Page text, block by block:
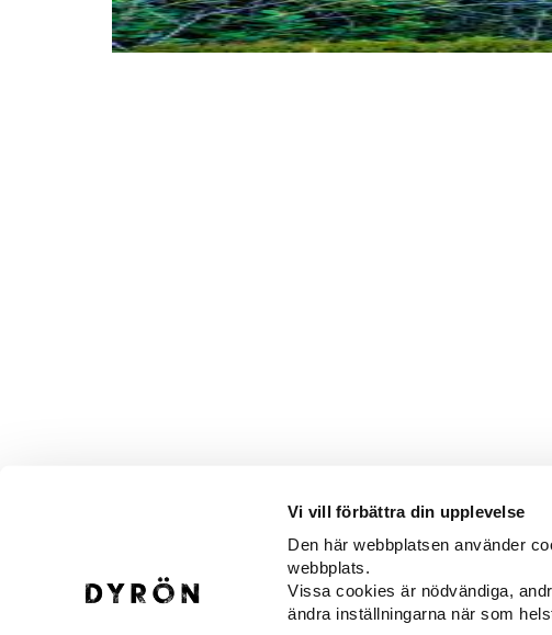
Vi vill förbättra din upplevelse
Den här webbplatsen använder
webbplats.
Vissa cookies är nödvändiga,
ändra inställningarna när som
KONTAKTIEREN SIE UNS
Dyröns Samhällsförening
Västtrafik
Gunnars